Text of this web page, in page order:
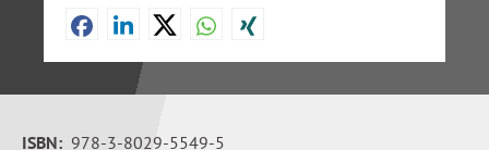
ISBN: 978-3-8029-5549-5